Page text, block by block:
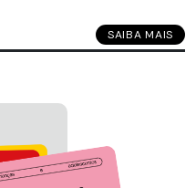
SAIBA MAIS